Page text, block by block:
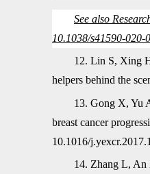
See also
10.1038/s41590-020-
12. Lin S, Xing
helpers behind the
13. Gong X, Yu
breast cancer
10.1016/
14. Zhang L,